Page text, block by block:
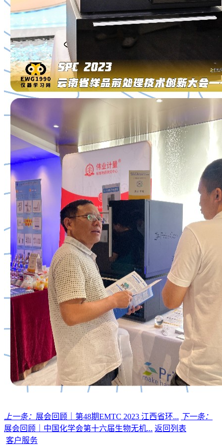
上一条： 展会回顾｜第48期EMTC 2023 江西省环... 下一条：
展会回顾｜中国化学会第十六届生物无机... 返回列表
客户服务